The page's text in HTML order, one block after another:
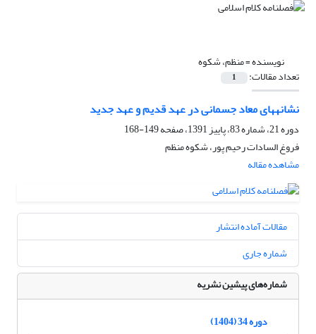
نویسنده =منظم، شکوه
تعداد مقالات: 1
نشانه‏های معاد جسمانی در عهد قدیم و عهد جدید
دوره 21، شماره 83، پاییز 1391، صفحه
149-168
فروغ ‏السادات رحیم‏ پور، شکوه منظم
مشاهده مقاله
مقالات آماده انتشار
شماره جاری
شماره‌های پیشین نشریه
دوره 34 (1404)